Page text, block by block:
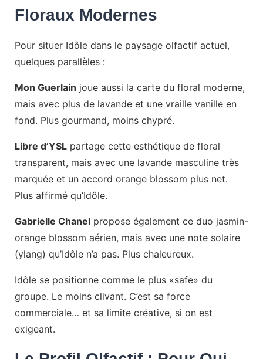
Floraux Modernes
Pour situer Idôle dans le paysage olfactif actuel,
quelques parallèles :
Mon Guerlain joue aussi la carte du floral moderne,
mais avec plus de lavande et une vraille vanille en
fond. Plus gourmand, moins chypré.
Libre d’YSL partage cette esthétique de floral
transparent, mais avec une lavande masculine très
marquée et un accord orange blossom plus net.
Plus affirmé qu’Idôle.
Gabrielle Chanel propose également ce duo jasmin-
orange blossom aérien, mais avec une note solaire
(ylang) qu’Idôle n’a pas. Plus chaleureux.
Idôle se positionne comme le plus «safe» du
groupe. Le moins clivant. C’est sa force
commerciale… et sa limite créative, si on est
exigeant.